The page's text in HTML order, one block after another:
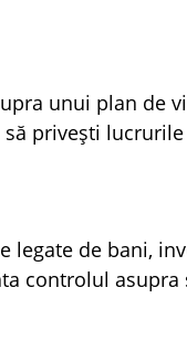
unui plan de
privești
legate de bani,
controlul asupra